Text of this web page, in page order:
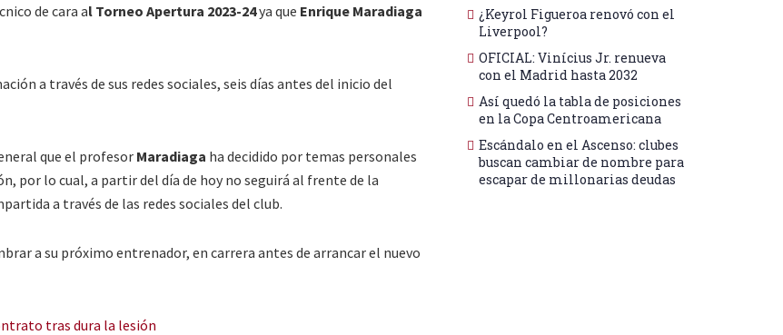
de cara al Torneo Apertura 2023-24ya que Enrique Maradiaga
a través de sus redes sociales, seis días antes del inicio del
que el profesor Maradiaga ha decidido por temas personales
por lo cual, a partir del día de hoy no seguirá al frente de la
a través de las redes sociales del club.
a su próximo entrenador, en carrera antes de arrancar el nuevo
tras dura la lesión
¿Keyrol Figueroa renovó con el
Liverpool?
OFICIAL: Vinícius Jr. renueva
con el Madrid hasta 2032
Así quedó la tabla de posiciones
en la Copa Centroamericana
Escándalo en el Ascenso: clubes
buscan cambiar de nombre para
escapar de millonarias deudas